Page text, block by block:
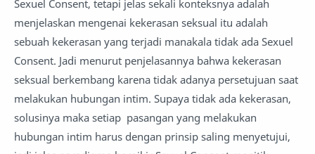
Sexuel Consent, tetapi jelas sekali konteksnya adalah
menjelaskan mengenai kekerasan seksual itu adalah
sebuah kekerasan yang terjadi manakala tidak ada Sexuel
Consent. Jadi menurut penjelasannya bahwa kekerasan
seksual berkembang karena tidak adanya persetujuan saat
melakukan hubungan intim. Supaya tidak ada kekerasan,
solusinya maka setiap pasangan yang melakukan
hubungan intim harus dengan prinsip saling menyetujui,